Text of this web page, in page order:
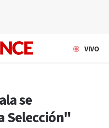
VIVO
se
Selección"